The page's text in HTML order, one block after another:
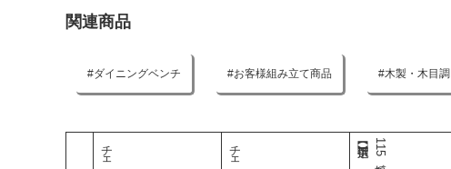
関連商品
ダイニングベンチ お客様組み立て商品 木製・木目調